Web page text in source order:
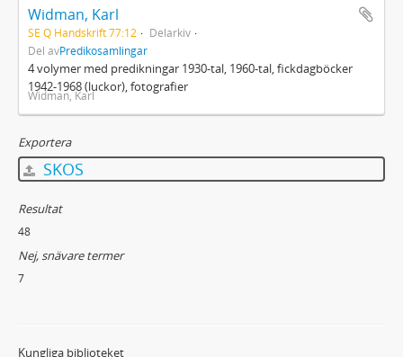
Widman, Karl
SE Q Handskrift 77:12
Delarkiv
Del avPredikosamlingar
4 volymer med predikningar 1930-tal, 1960-tal, fickdagböcker
1942-1968 (luckor), fotografier
Widman, Karl
Exportera
SKOS
Resultat
48
Nej, snävare termer
7
Kungliga biblioteket